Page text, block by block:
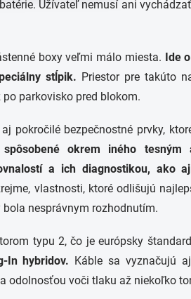
Užívateľ nemusí ani
boxy veľmi málo miesta. Ide
stĺpik. Priestor pre takúto
parkovisko pred blokom.
pokročilé bezpečnostné prvky,
okrem iného tesným
a ich diagnostikou, ako
vlastnosti, ktoré odlišujú
nesprávnym rozhodnutím.
typu 2, čo je európsky
In hybridov. Káble sa vyznačujú
odolnosťou voči tlaku až niekoľko